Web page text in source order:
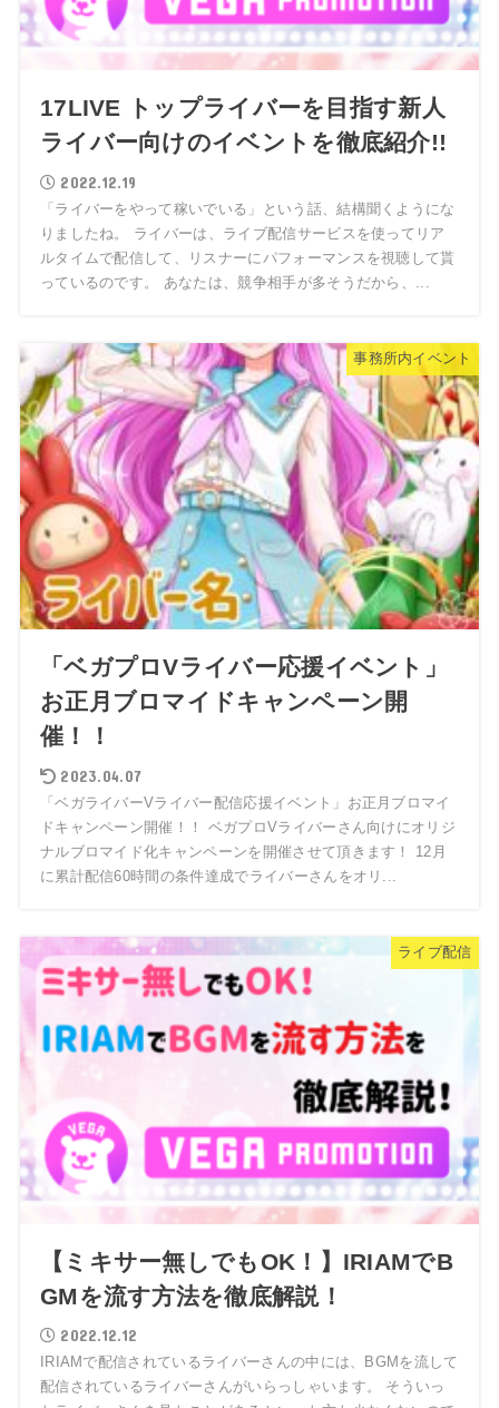
17LIVE トップライバーを目指す新人
ライバー向けのイベントを徹底紹介!!
2022.12.19
「ライバーをやって稼いでいる」という話、結構聞くようにな
りましたね。 ライバーは、ライブ配信サービスを使ってリア
ルタイムで配信して、リスナーにパフォーマンスを視聴して貰
っているのです。 あなたは、競争相手が多そうだから、...
事務所内イベント
「ベガプロVライバー応援イベント」
お正月ブロマイドキャンペーン開
催！！
2023.04.07
「ベガライバーVライバー配信応援イベント」お正月ブロマイ
ドキャンペーン開催！！ ベガプロVライバーさん向けにオリジ
ナルブロマイド化キャンペーンを開催させて頂きます！ 12月
に累計配信60時間の条件達成でライバーさんをオリ...
ライブ配信
【ミキサー無しでもOK！】IRIAMでB
GMを流す方法を徹底解説！
2022.12.12
IRIAMで配信されているライバーさんの中には、BGMを流して
配信されているライバーさんがいらっしゃいます。 そういっ